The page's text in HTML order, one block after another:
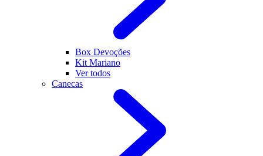
Box Devoções
Kit Mariano
Ver todos
Canecas